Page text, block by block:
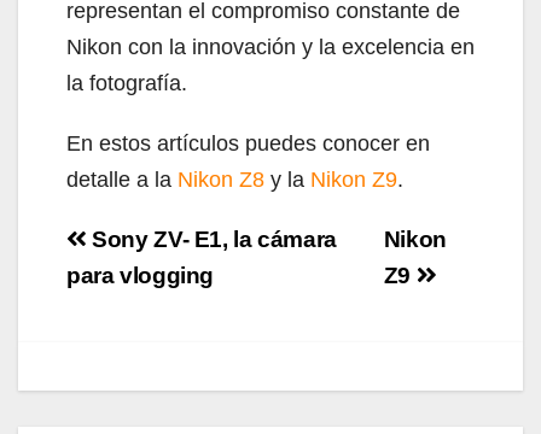
representan el compromiso constante de
Nikon con la innovación y la excelencia en
la fotografía.
En estos artículos puedes conocer en
detalle a la Nikon Z8 y la Nikon Z9.
Navegación
de
Nikon
Z9
Sony ZV- E1, la cámara
para vlogging